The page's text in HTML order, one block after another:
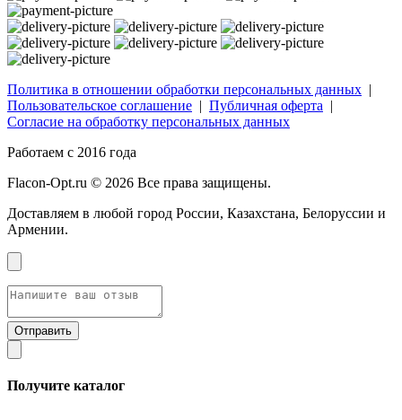
Политика в отношении обработки персональных данных |
Пользовательское соглашение | Публичная оферта |
Согласие на обработку персональных данных
Работаем с 2016 года
Flacon-Opt.ru © 2026 Все права защищены.
Доставляем в любой город России, Казахстана, Белоруссии и
Армении.
Получите каталог